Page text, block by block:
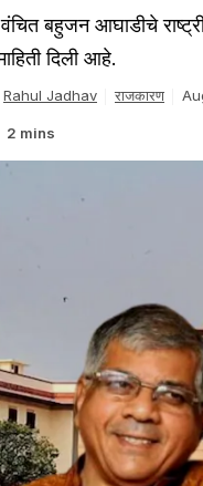
बहुजन आघाडीचे
दिली आहे.
Rahul Jadhav राजकारण
2 mins